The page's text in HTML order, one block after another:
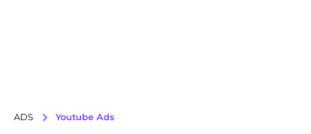
ADS Youtube Ads